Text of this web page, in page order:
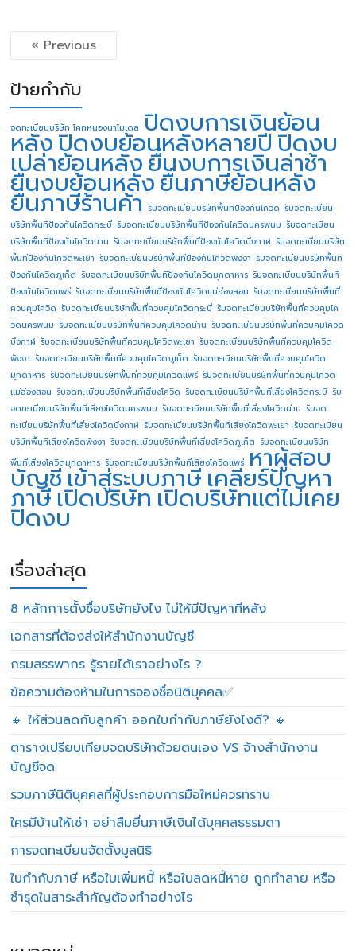
« Previous
ป้ายกำกับ
จดทะเบียนบริษัท โคกหนองนาโมเดล ปิดงบการเงินย้อน
หลังปิดงบย้อนหลังหลายปี ปิดงบ
เปล่าย้อนหลังยื่นงบการเงินล่าช้า
ยื่นงบย้อนหลังยื่นภาษีย้อนหลัง
ยื่นภาษีร้านค้า รับจดทะเบียนบริษัทพื้นทีป้องกันโควิด รับจดทะเบียน
บริษัทพื้นทีป้องกันโควิดกระบี่ รับจดทะเบียนบริษัทพื้นทีป้องกันโควิดนครพนม รับจดทะเบียน
บริษัทพื้นทีป้องกันโควิดน่าน รับจดทะเบียนบริษัทพื้นทีป้องกันโควิดบึงกาฬ รับจดทะเบียนบริษัท
พื้นทีป้องกันโควิดพะเยา รับจดทะเบียนบริษัทพื้นทีป้องกันโควิดพังงา รับจดทะเบียนบริษัทพื้นที
ป้องกันโควิดภูเก็ต รับจดทะเบียนบริษัทพื้นทีป้องกันโควิดมุกดาหาร รับจดทะเบียนบริษัทพื้นที
ป้องกันโควิดแพร่ รับจดทะเบียนบริษัทพื้นทีป้องกันโควิดแม่ฮ่องสอน รับจดทะเบียนบริษัทพื้นที่
ควบคุมโควิด รับจดทะเบียนบริษัทพื้นที่ควบคุมโควิดกระบี่ รับจดทะเบียนบริษัทพื้นที่ควบคุมโค
วิดนครพนม รับจดทะเบียนบริษัทพื้นที่ควบคุมโควิดน่าน รับจดทะเบียนบริษัทพื้นที่ควบคุมโควิด
บึงกาฬ รับจดทะเบียนบริษัทพื้นที่ควบคุมโควิดพะเยา รับจดทะเบียนบริษัทพื้นที่ควบคุมโควิด
พังงา รับจดทะเบียนบริษัทพื้นที่ควบคุมโควิดภูเก็ต รับจดทะเบียนบริษัทพื้นที่ควบคุมโควิด
มุกดาหาร รับจดทะเบียนบริษัทพื้นที่ควบคุมโควิดแพร่ รับจดทะเบียนบริษัทพื้นที่ควบคุมโควิด
แม่ฮ่องสอน รับจดทะเบียนบริษัทพื้นที่เสี่ยงโควิด รับจดทะเบียนบริษัทพื้นที่เสี่ยงโควิดกระบี่ รับ
จดทะเบียนบริษัทพื้นที่เสี่ยงโควิดนครพนม รับจดทะเบียนบริษัทพื้นที่เสี่ยงโควิดน่าน รับจด
ทะเบียนบริษัทพื้นที่เสี่ยงโควิดบึงกาฬ รับจดทะเบียนบริษัทพื้นที่เสี่ยงโควิดพะเยา รับจดทะเบียน
บริษัทพื้นที่เสี่ยงโควิดพังงา รับจดทะเบียนบริษัทพื้นที่เสี่ยงโควิดภูเก็ต รับจดทะเบียนบริษัท
พื้นที่เสี่ยงโควิดมุกดาหาร รับจดทะเบียนบริษัทพื้นที่เสี่ยงโควิดแพร่ หาผู้สอบ
บัญชี เข้าสู่ระบบภาษี เคลียร์ปัญหา
ภาษีเปิดบริษัทเปิดบริษัทแต่ไม่เคย
ปิดงบ
เรื่องล่าสุด
8 หลักการตั้งชื่อบริษัทยังไง ไม่ให้มีปัญหาทีหลัง
เอกสารที่ต้องส่งให้สำนักงานบัญชี
กรมสรรพากร รู้รายได้เราอย่างไร ?
ข้อความต้องห้ามในการจองชื่อนิติบุคคล✅
🔸 ให้ส่วนลดกับลูกค้า ออกใบกำกับภาษียังไงดี? 🔸
ตารางเปรียบเทียบจดบริษัทด้วยตนเอง VS จ้างสำนักงาน
บัญชีจด
รวมภาษีนิติบุคคลที่ผู้ประกอบการมือใหม่ควรทราบ
ใครมีบ้านให้เช่า อย่าลืมยื่นภาษีเงินได้บุคคลธรรมดา
การจดทะเบียนจัดตั้งมูลนิธิ
ใบกำกับภาษี หรือใบเพิ่มหนี้ หรือใบลดหนี้หาย ถูกทำลาย หรือ
ชำรุดในสาระสำคัญต้องทำอย่างไร